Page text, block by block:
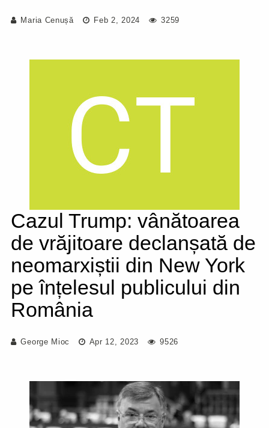
Maria Cenușă Feb 2, 2024 3259
Cazul Trump: vânătoarea
de vrăjitoare declanșată de
neomarxiștii din New York
pe înțelesul publicului din
România
George Mioc Apr 12, 2023 9526